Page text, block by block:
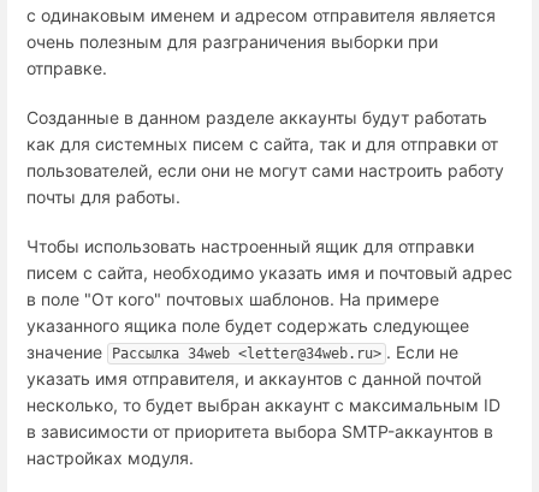
с одинаковым именем и адресом отправителя является
очень полезным для разграничения выборки при
отправке.
Созданные в данном разделе аккаунты будут работать
как для системных писем с сайта, так и для отправки от
пользователей, если они не могут сами настроить работу
почты для работы.
Чтобы использовать настроенный ящик для отправки
писем с сайта, необходимо указать имя и почтовый адрес
в поле "От кого" почтовых шаблонов. На примере
указанного ящика поле будет содержать следующее
значение
Рассылка 34web <letter@34web.ru> . Если не
указать имя отправителя, и аккаунтов с данной почтой
несколько, то будет выбран аккаунт с максимальным ID
в зависимости от приоритета выбора SMTP-аккаунтов в
настройках модуля.